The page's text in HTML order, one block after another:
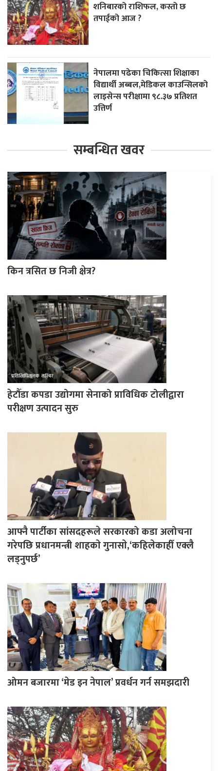
शनिबारको राशिफल, कस्तो छ
तपाईको आज ?
नेपालमा पढेका चिकित्सा शिक्षाका
विद्यार्थी अब्बल,मेडिकल काउन्सिलको
लाइसेन्स परीक्षामा ९८.३७ प्रतिशत
उत्तिर्ण
सम्बन्धित खवर
किन त्रसित छ निजी क्षेत्र?
हेटौँडा कपडा उद्योगमा सेनाको प्राविधिक टोलीद्वारा
परीक्षण उत्पादन सुरु
आफ्नै पार्टीका सांसदहरूले सरकारको कडा अलोचना
गरेपछि प्रधानमन्त्री शाहकाे गुनासाे,‘कहिलेकाहीँ एक्लै
लड्नुपर्छ’
ओमन बजारमा ‘मेड इन नेपाल’ प्रवर्धन गर्न समझदारी